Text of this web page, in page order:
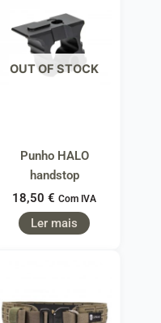
OUT OF STOCK
Punho HALO
handstop
18,50 € Com IVA
Ler mais